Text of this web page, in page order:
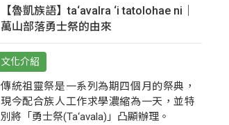
【魯凱族語】ta‘avalra ‘i tatolohae ni｜
萬山部落勇士祭的由來
文化介紹
傳統祖靈祭是一系列為期四個月的祭典，
現今配合族人工作求學濃縮為一天，並特
別將「勇士祭(Ta‘avala)」凸顯辦理。